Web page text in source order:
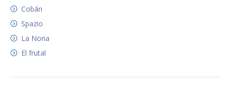
Cobán
Spazio
La Noria
El frutal